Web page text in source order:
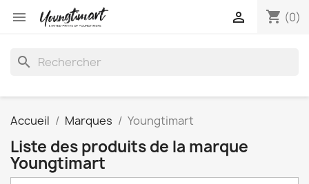
 shopping_cart (0)

search
Accueil Marques Youngtimart
Liste des produits de la marque
Youngtimart